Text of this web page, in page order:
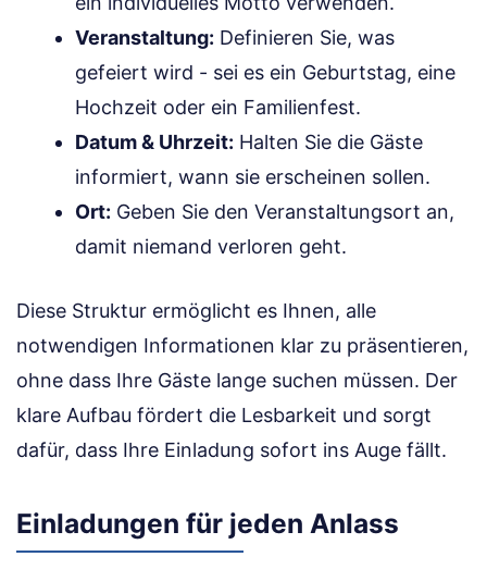
Veranstaltung: Definieren Sie, was
gefeiert wird - sei es ein Geburtstag, eine
Hochzeit oder ein Familienfest.
Datum & Uhrzeit: Halten Sie die Gäste
informiert, wann sie erscheinen sollen.
Ort: Geben Sie den Veranstaltungsort an,
damit niemand verloren geht.
Diese Struktur ermöglicht es Ihnen, alle
notwendigen Informationen klar zu präsentieren,
ohne dass Ihre Gäste lange suchen müssen. Der
klare Aufbau fördert die Lesbarkeit und sorgt
dafür, dass Ihre Einladung sofort ins Auge fällt.
Einladungen für jeden Anlass